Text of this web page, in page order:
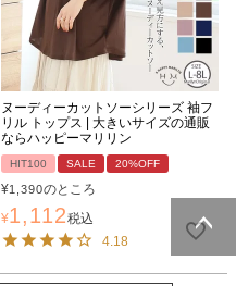
ヌーディーカットソーシリーズ 袖フ
リル トップス | 大きいサイズの通販
ならハッピーマリリン
HIT100 SALE 20%OFF
¥1,390のところ
¥1,112税込
4.18
ページトッ
プへ